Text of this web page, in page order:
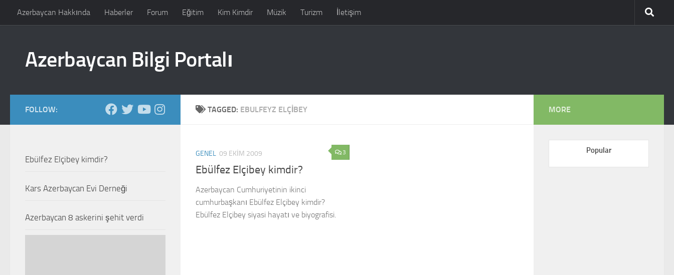
Skip to content
Azerbaycan Hakkında Haberler Forum Eğitim Kim Kimdir Müzik Turizm İletişim
Azerbaycan Bilgi Portalı
TAGGED: EBULFEYZ ELÇIBEY
3
GENEL 09 EKIM 2009
Ebülfez Elçibey kimdir?
Azerbaycan Cumhuriyetinin ikinci
cumhurbaşkanı Ebülfez Elçibey kimdir?
Ebülfez Elçibey siyasi hayatı ve biyografisi.
FOLLOW:
Ebülfez Elçibey kimdir?
Kars Azerbaycan Evi Derneği
Azerbaycan 8 askerini şehit verdi
MORE
Popular